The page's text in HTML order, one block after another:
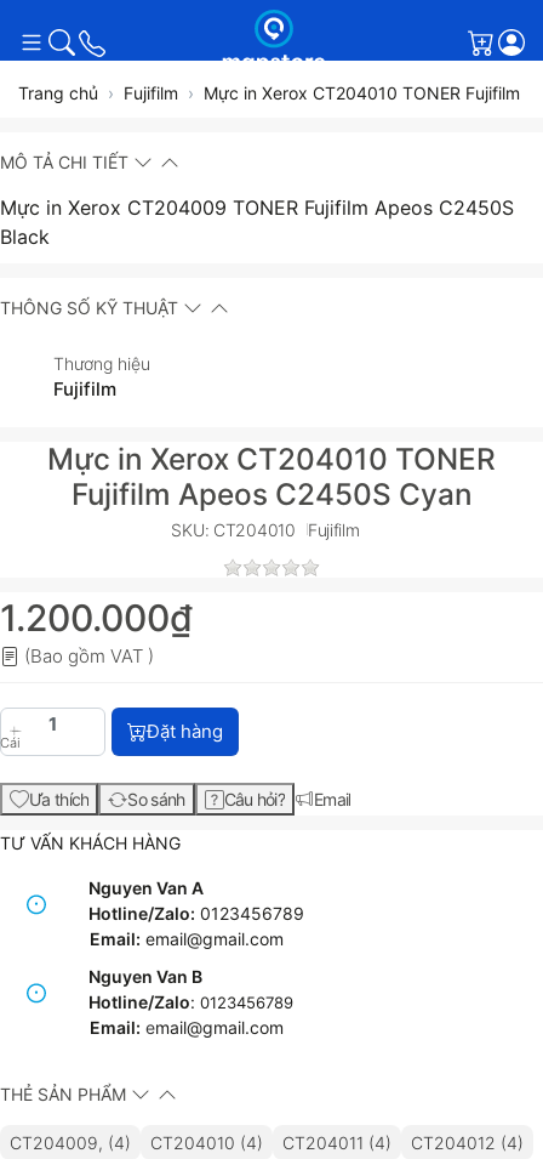
Giỏ
Trang chủ Fujifilm Mực in Xerox CT204010 TONER Fujifilm
MÔ TẢ CHI TIẾT
Mực in Xerox CT204009 TONER Fujifilm Apeos C2450S
Black
THÔNG SỐ KỸ THUẬT
Thương hiệu
Fujifilm
Mực in Xerox CT204010 TONER
Fujifilm Apeos C2450S Cyan
SKU: CT204010 Fujifilm
1.200.000₫
(Bao gồm VAT )
Cái
Mực in Xerox CT204010 TONER Fujifilm Apeos
Đặt hàng
Ưa thích So sánh Câu hỏi? Email
TƯ VẤN KHÁCH HÀNG
Nguyen Van A
Hotline/Zalo: 0123456789
Email: email@gmail.com
Nguyen Van B
Hotline/Zalo: 0123456789
Email: email@gmail.com
THẺ SẢN PHẨM
CT204009, (4) CT204010 (4) CT204011 (4)
CT204012 (4)